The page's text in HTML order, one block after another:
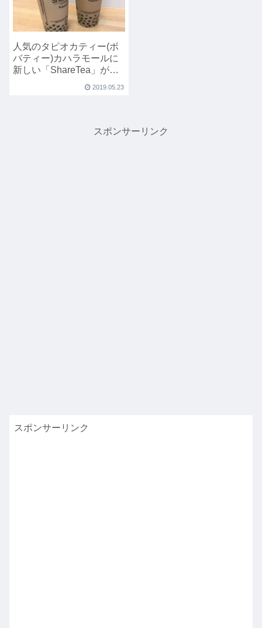
人気のタピオカティー(ボ
バティー)カハラモールに
新しい「ShareTea」がオ
2019.05.23
スポンサーリンク
スポンサーリンク